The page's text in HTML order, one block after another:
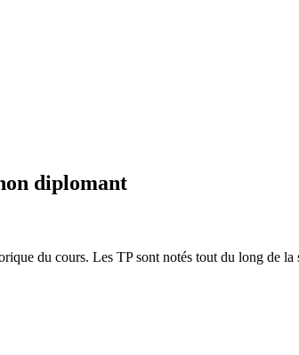
diplomant
du cours. Les TP sont notés tout du long de